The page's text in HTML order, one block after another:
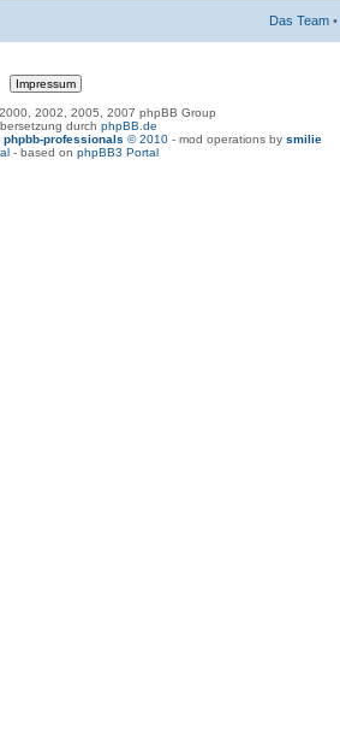
Das Team •
2002, 2005, 2007 phpBB Group
durch phpBB.de
phpbb-professionals © 2010 - mod operations by smilie
- based on phpBB3 Portal